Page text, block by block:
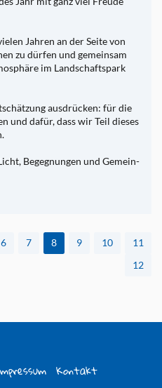
Jah­ren an der Seite von
zu dür­fen und ge­mein­sam
im Land­schaftspark
aus­drücken: für die
und dafür, dass wir Teil die­ses
Be­geg­nun­gen und Ge­mein­
6 7 8 9 10
11
12
Kontakt